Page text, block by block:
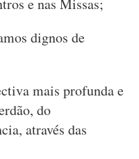
e nas Missas;
dignos de
mais profunda e
do
através das